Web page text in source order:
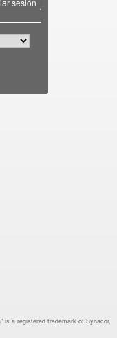
is a registered trademark of Synacor,